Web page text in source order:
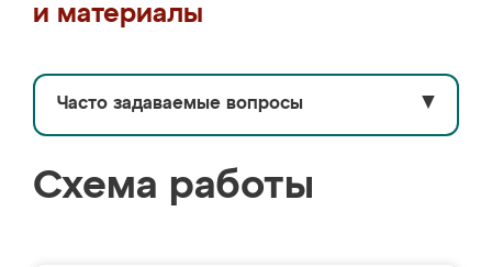
и материалы
Часто задаваемые вопросы ▼
Схема работы